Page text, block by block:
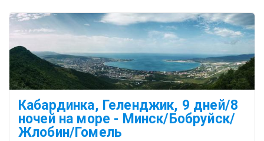
Кабардинка, Геленджик, 9 дней/8
ночей на море - Минск/Бобруйск/
Жлобин/Гомель